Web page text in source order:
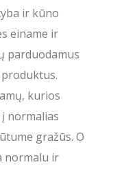
ir kūno
einame ir
parduodamus
kurios
normalias
gražūs. O
normalu ir